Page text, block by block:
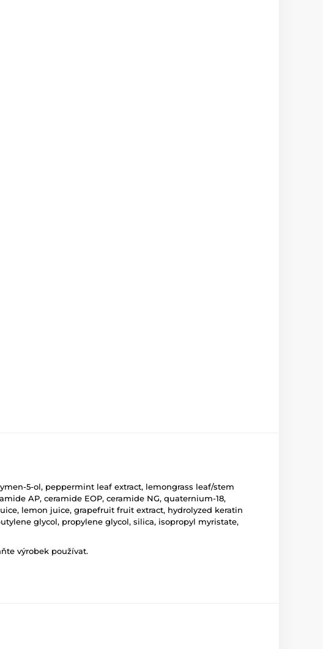
5-ol, peppermint leaf extract, lemongrass leaf/stem
AP, ceramide EOP, ceramide NG, quaternium-18,
lemon juice, grapefruit fruit extract, hydrolyzed keratin
glycol, propylene glycol, silica, isopropyl myristate,
výrobek používat.